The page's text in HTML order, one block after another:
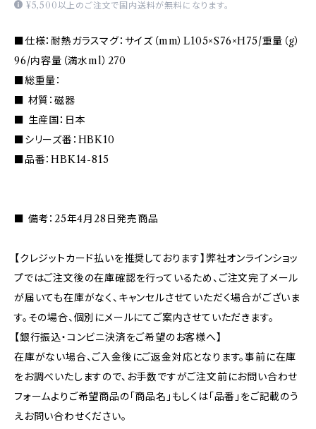
¥5,500以上のご注文で国内送料が無料になります。
■仕様：耐熱ガラスマグ：サイズ（mm）L105×S76×H75/重量（g）
96/内容量（満水ml）270
■総重量：
■ 材質：磁器
■ 生産国：日本
■シリーズ番：HBK10
■品番：HBK14-815
■ 備考：25年4月28日発売商品
【クレジットカード払いを推奨しております】弊社オンラインショッ
プではご注文後の在庫確認を行っているため、ご注文完了メール
が届いても在庫がなく、キャンセルさせていただく場合がございま
す。その場合、個別にメールにてご案内させていただきます。
【銀行振込・コンビニ決済をご希望のお客様へ】
在庫がない場合、ご入金後にご返金対応となります。事前に在庫
をお調べいたしますので、お手数ですがご注文前にお問い合わせ
フォームよりご希望商品の「商品名」もしくは「品番」をご記載のう
えお問い合わせください。